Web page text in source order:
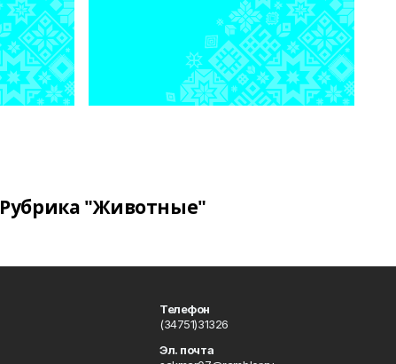
Рубрика "Животные"
Телефон
(34751)31326
Эл. почта